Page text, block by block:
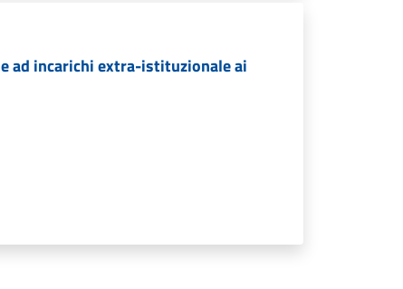
ad incarichi extra-istituzionale ai